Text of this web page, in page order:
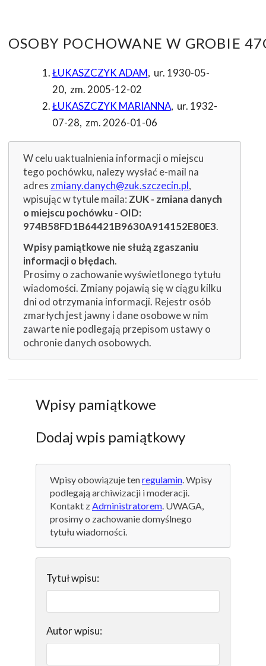
OSOBY POCHOWANE W GROBIE
ŁUKASZCZYK ADAM, ur. 1930-05-
20, zm. 2005-12-02
ŁUKASZCZYK MARIANNA, ur. 1932-
07-28, zm. 2026-01-06
W celu uaktualnienia informacji o miejscu
tego pochówku, nalezy wysłać e-mail na
adres zmiany.danych@zuk.szczecin.pl,
wpisując w tytule maila: ZUK - zmiana danych
o miejscu pochówku - OID:
974B58FD1B64421B9630A914152E80E3.
Wpisy pamiątkowe nie służą zgaszaniu
informacji o błędach.
Prosimy o zachowanie wyświetlonego tytułu
wiadomości. Zmiany pojawią się w ciągu kilku
dni od otrzymania informacji. Rejestr osób
zmarłych jest jawny i dane osobowe w nim
zawarte nie podlegają przepisom ustawy o
ochronie danych osobowych.
Wpisy pamiątkowe
Dodaj wpis pamiątkowy
Wpisy obowiązuje tenregulamin. Wpisy
podlegają archiwizacji i moderacji.
Kontakt zAdministratorem. UWAGA,
prosimy o zachowanie domyślnego
tytułu wiadomości.
Tytuł wpisu:
Autor wpisu: